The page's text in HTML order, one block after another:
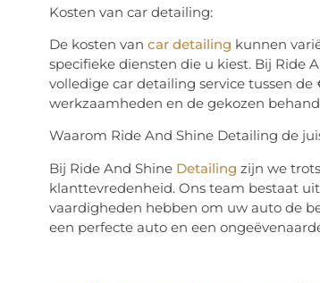
Kosten van car detailing:
De kosten van car detailing kunnen
specifieke diensten die u kiest. Bij Ride
volledige car detailing service tussen
werkzaamheden en de gekozen
Waarom Ride And Shine Detailing de
Bij Ride And Shine Detailing zijn we
klanttevredenheid. Ons team bestaat
vaardigheden hebben om uw auto de
een perfecte auto en een